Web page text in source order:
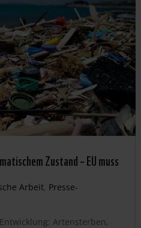
Zustand – EU muss
Arbeit, Presse-
Artensterben,